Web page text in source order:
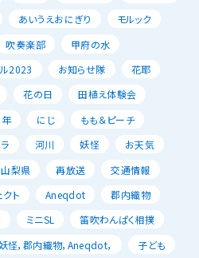
あいうえおにぎり
モルック
吹奏楽部
甲府の水
2023
お知らせ隊
花耶
花の日
田植え体験会
にじ
もも＆ピーチ
河川 妖怪
お天気
山梨県 再放送
交通情報
ト
Aneqdot
郡内織物
ミニSL
笛吹わんぱく相撲
怪，郡内織物，Aneqdot，
子ども